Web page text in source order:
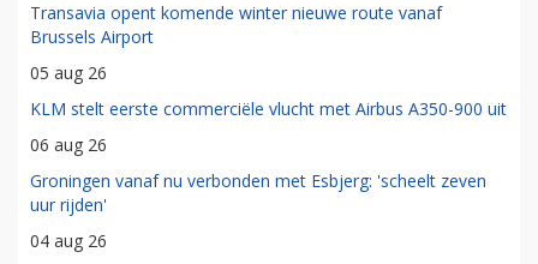
Transavia opent komende winter nieuwe route vanaf
Brussels Airport
05 aug 26
KLM stelt eerste commerciële vlucht met Airbus A350-900 uit
06 aug 26
Groningen vanaf nu verbonden met Esbjerg: 'scheelt zeven
uur rijden'
04 aug 26